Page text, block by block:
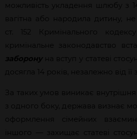
можливість укладення шлюбу з
вагітна або народила дитину,
ст. 152 Кримінального
кримінальне законодавство
заборонуна вступ у статеві
досягла 14 років, незалежно від її
За таких умов виникає внутрішня
з одного боку, держава визнає
оформлення сімейних
іншого — захищає статеві